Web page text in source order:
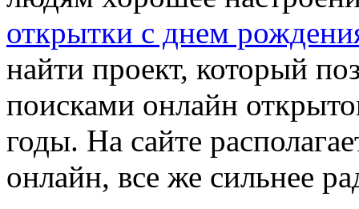
открытки с днем
найти проект, который
поисками онлайн
годы. На сайте
онлайн, все же сильнее